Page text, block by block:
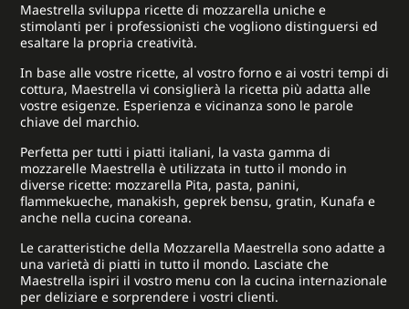
Maestrella sviluppa ricette di mozzarella uniche e
stimolanti per i professionisti che vogliono distinguersi ed
esaltare la propria creatività.
In base alle vostre ricette, al vostro forno e ai vostri tempi di
cottura, Maestrella vi consiglierà la ricetta più adatta alle
vostre esigenze. Esperienza e vicinanza sono le parole
chiave del marchio.
Perfetta per tutti i piatti italiani, la vasta gamma di
mozzarelle Maestrella è utilizzata in tutto il mondo in
diverse ricette: mozzarella Pita, pasta, panini,
flammekueche, manakish, geprek bensu, gratin, Kunafa e
anche nella cucina coreana.
Le caratteristiche della Mozzarella Maestrella sono adatte a
una varietà di piatti in tutto il mondo. Lasciate che
Maestrella ispiri il vostro menu con la cucina internazionale
per deliziare e sorprendere i vostri clienti.